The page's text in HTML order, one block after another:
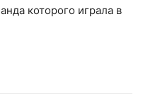
которого играла в